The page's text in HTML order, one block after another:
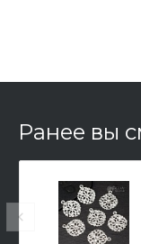
Ранее вы